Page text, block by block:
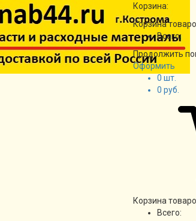
Корзина:
Корзина
Всего:
Продолжить
Оформить
0 шт.
0 руб.
Корзина
Всего: